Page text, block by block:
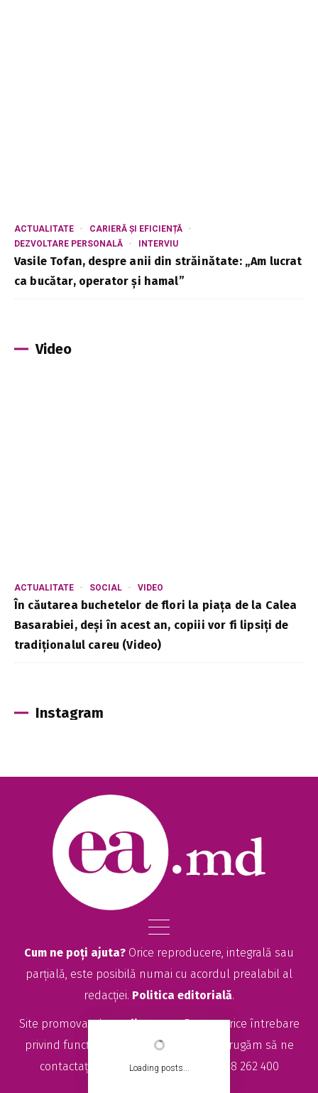
Loading posts...
ACTUALITATE
CARIERĂ ȘI EFICIENȚĂ
DEZVOLTARE PERSONALĂ
INTERVIU
Vasile Tofan, despre anii din străinătate: „Am lucrat
ca bucătar, operator și hamal”
Video
ACTUALITATE SOCIAL VIDEO
În căutarea buchetelor de flori la piața de la Calea
Basarabiei, deși în acest an, copiii vor fi lipsiți de
tradiționalul careu (Video)
Instagram
Cum ne poți ajuta? Orice reproducere, integrală sau
parțială, este posibilă numai cu acordul prealabil al
redacției. Politica editorială.
Site promovat deseolitte.com. Pentru orice întrebare
privind funcționarea site-ului EA.md, vă rugăm să ne
contactați la
sales@ea.mdsau +373 78 262 400